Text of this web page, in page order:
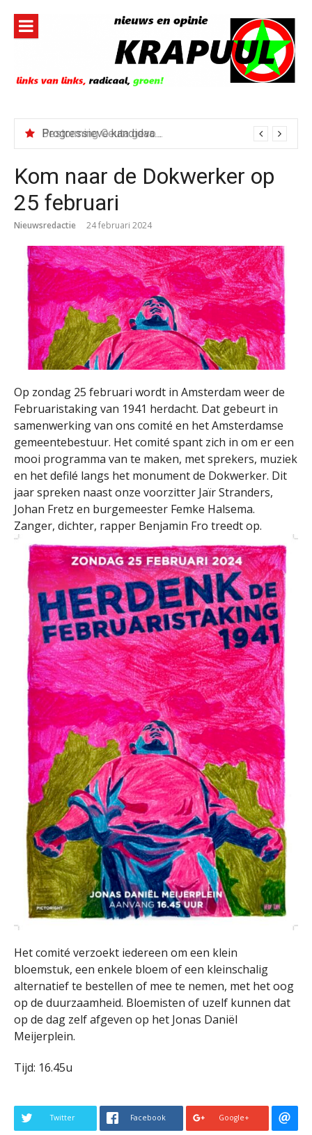
inhoud
Bestorming Ceuta gevolg van op sociale media verspreide hoax?
Kom naar de Dokwerker op
25 februari
Nieuwsredactie 24 februari 2024
Op zondag 25 februari wordt in Amsterdam weer de
Februaristaking van 1941 herdacht. Dat gebeurt in
samenwerking van ons comité en het Amsterdamse
gemeentebestuur. Het comité spant zich in om er een
mooi programma van te maken, met sprekers, muziek
en het defilé langs het monument de Dokwerker. Dit
jaar spreken naast onze voorzitter Jaïr Stranders,
Johan Fretz en burgemeester Femke Halsema.
Zanger, dichter, rapper Benjamin Fro treedt op.
Het comité verzoekt iedereen om een klein
bloemstuk, een enkele bloem of een kleinschalig
alternatief te bestellen of mee te nemen, met het oog
op de duurzaamheid. Bloemisten of uzelf kunnen dat
op de dag zelf afgeven op het Jonas Daniël
Meijerplein.
Tijd: 16.45u
Twitter Facebook Google+